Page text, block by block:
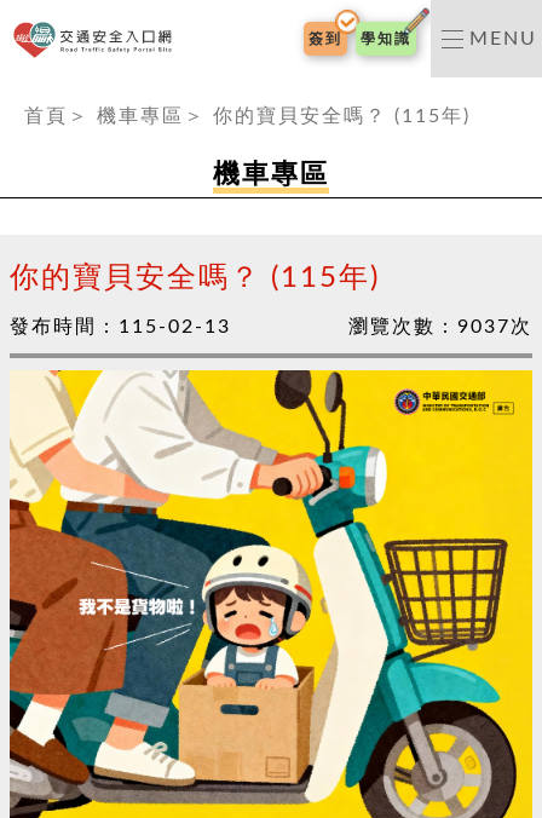
交通安全入口網
簽到 學知識 MENU
首頁 ＞ 機車專區 ＞ 你的寶貝安全嗎？ (115年)
機車專區
你的寶貝安全嗎？ (115年)
發布時間： 115-02-13 瀏覽次數： 9037次